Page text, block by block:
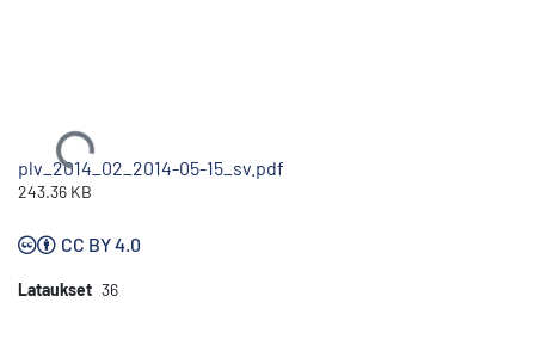
Ladataan...
plv_2014_02_2014-05-15_sv.pdf
243.36 KB
CC BY 4.0
Lataukset 36